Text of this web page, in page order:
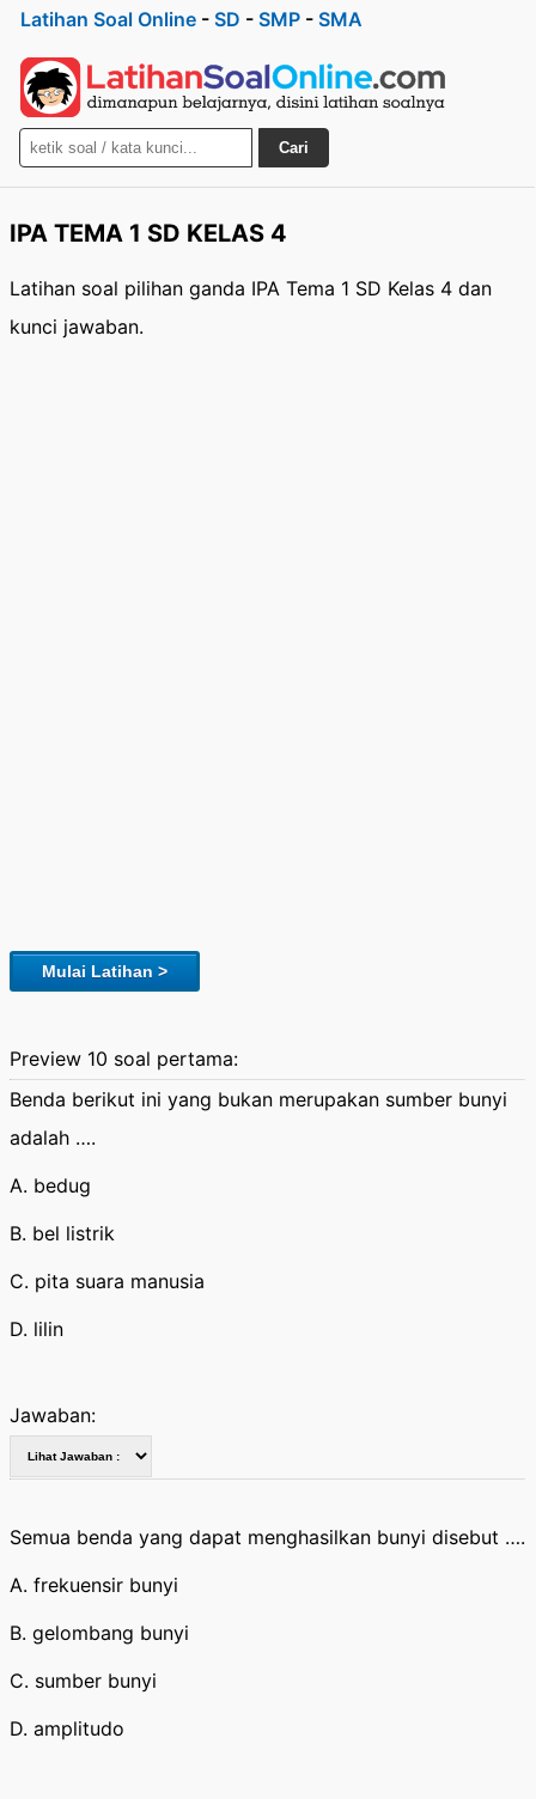
Latihan Soal Online - SD - SMP - SMA
Cari
IPA TEMA 1 SD KELAS 4
Latihan soal pilihan ganda IPA Tema 1 SD Kelas 4 dan
kunci jawaban.
Mulai Latihan >
Preview 10 soal pertama:
Benda berikut ini yang bukan merupakan sumber bunyi
adalah ….
A. bedug
B. bel listrik
C. pita suara manusia
D. lilin
Jawaban:
Semua benda yang dapat menghasilkan bunyi disebut ….
A. frekuensir bunyi
B. gelombang bunyi
C. sumber bunyi
D. amplitudo